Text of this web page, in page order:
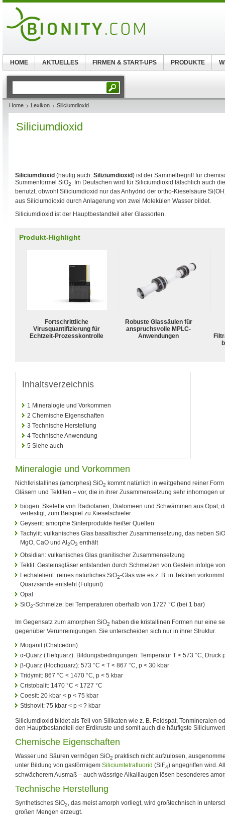
Home Lexikon Siliciumdioxid
Siliciumdioxid
Siliciumdioxid (häufig auch: Siliziumdioxid) ist der Sammelbegriff für
Summenformel SiO2. Im Deutschen wird für Siliciumdioxid fälschlich auch
benutzt, obwohl Siliciumdioxid nur das Anhydrid der ortho-Kieselsäure
aus Siliciumdioxid durch Anlagerung von zwei Molekülen Wasser bildet.
Siliciumdioxid ist der Hauptbestandteil aller Glassorten.
Produkt-Highlight
Fortschrittliche
Virusquantifizierung für
Echtzeit-Prozesskontrolle
Robuste Glassäulen für
anspruchsvolle MPLC-
Anwendungen
Inhaltsverzeichnis
1 Mineralogie und Vorkommen
2 Chemische Eigenschaften
3 Technische Herstellung
4 Technische Anwendung
5 Siehe auch
Mineralogie und Vorkommen
Nichtkristallines (amorphes) SiO2 kommt natürlich in weitgehend reiner
Gläsern und Tektiten – vor, die in ihrer Zusammensetzung sehr inhomogen
biogen: Skelette von Radiolarien, Diatomeen und Schwämmen aus Opal,
verfestigt, zum Beispiel zu Kieselschiefer
Geyserit: amorphe Sinterprodukte heißer Quellen
Tachylit: vulkanisches Glas basaltischer Zusammensetzung, das neben SiO
MgO, CaO und Al 2O3 enthält
Obsidian: vulkanisches Glas granitischer Zusammensetzung
Tektit: Gesteinsgläser entstanden durch Schmelzen von Gestein infolge
Lechatelierit: reines natürliches SiO2-Glas wie es z. B. in Tektiten
Quarzsande entsteht (Fulgurit)
Opal
SiO2-Schmelze: bei Temperaturen oberhalb von 1727 °C (bei 1 bar)
Im Gegensatz zum amorphen SiO2 haben die kristallinen Formen nur eine
gegenüber Verunreinigungen. Sie unterscheiden sich nur in ihrer Struktur.
Moganit (Chalcedon):
α-Quarz (Tiefquarz): Bildungsbedingungen: Temperatur T < 573 °C, Druck
β-Quarz (Hochquarz): 573 °C < T < 867 °C, p < 30 kbar
Tridymit: 867 °C < 1470 °C, p < 5 kbar
Cristobalit: 1470 °C < 1727 °C
Coesit: 20 kbar < p < 75 kbar
Stishovit: 75 kbar < p < ? kbar
Siliciumdioxid bildet als Teil von Silikaten wie z. B. Feldspat, Tonmineralen
den Hauptbestandteil der Erdkruste und somit auch die häufigste
Chemische Eigenschaften
Wasser und Säuren vermögen SiO2 praktisch nicht aufzulösen,
unter Bildung von gasförmigem Siliciumtetrafluorid (SiF4) angegriffen wird.
schwächerem Ausmaß – auch wässrige Alkalilaugen lösen besonderes
Technische Herstellung
Synthetisches SiO2, das meist amorph vorliegt, wird großtechnisch in
großen Mengen erzeugt.
HOME AKTUELLES FIRMEN & START-UPS PRODUKTE